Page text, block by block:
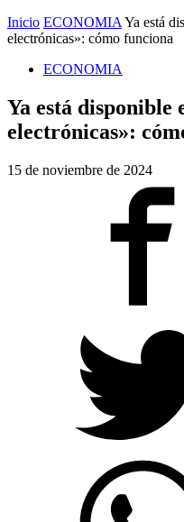
Inicio ECONOMIA Ya está
electrónicas»: cómo funciona
ECONOMIA
Ya está disponible
electrónicas»:
15 de noviembre de 2024